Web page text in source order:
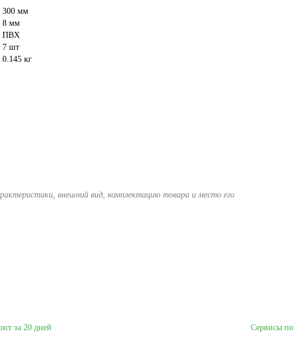
300 мм
8 мм
ПВХ
7 шт
0.145 кг
внешний вид, комплектацию товара и место его
за 20 дней Сервисы